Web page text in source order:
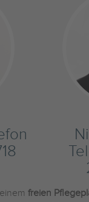
freien